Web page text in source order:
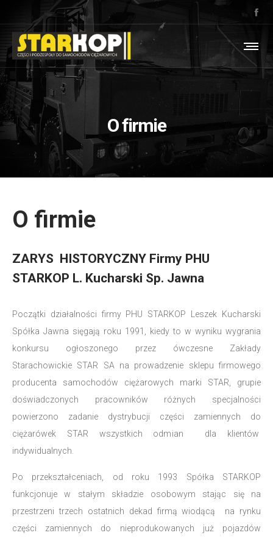
O firmie
O firmie
ZARYS HISTORYCZNY Firmy PHU
STARKOP L. Kucharski Sp. Jawna
Początki działalności firmy PHU STARKOP Leszek Kucharski
Spółka Jawna sięgają roku 1991, kiedy to w wyniku wygrania
konkursu ogłoszonego przez ówczesne Zakłady
Starachowickie STAR SA na prowadzenie sklepu firmowego
producenta samochodów ciężarowych marki STAR, grupie
doświadczonych pracowników różnych specjalności
powierzono zadanie dystrybucji części zamiennych do
ciężarówek STAR wszystkich odmian dla klientów
indywidualnych.
Po przekształceniach, od roku 1993 Spółka STARKOP
funkcjonuje w stałym składzie osobowym stając się na
przestrzeni trzech ostatnich dekad firmą wiodącą na rynku
części zamiennych do nieprodukowanych już pojazdów